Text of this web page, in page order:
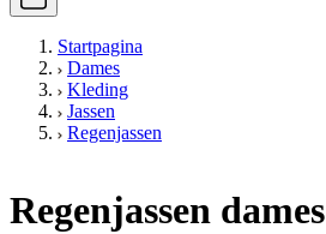
Startpagina
Dames
Kleding
Jassen
Regenjassen
Regenjassen dames